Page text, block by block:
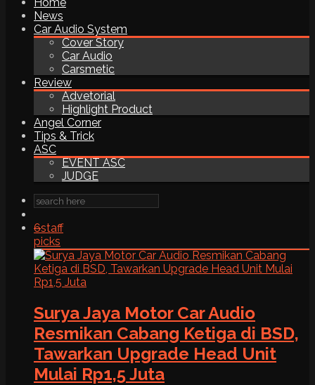
News
Car Audio System
Cover Story
Car Audio
Carsmetic
Review
Advetorial
Highlight Product
Angel Corner
Tips & Trick
ASC
EVENT ASC
JUDGE
6staff
picks
Surya Jaya Motor Car Audio
Resmikan Cabang Ketiga di BSD,
Tawarkan Upgrade Head Unit
Mulai Rp1,5 Juta